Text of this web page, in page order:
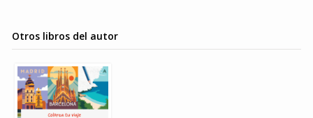
Otros libros del autor